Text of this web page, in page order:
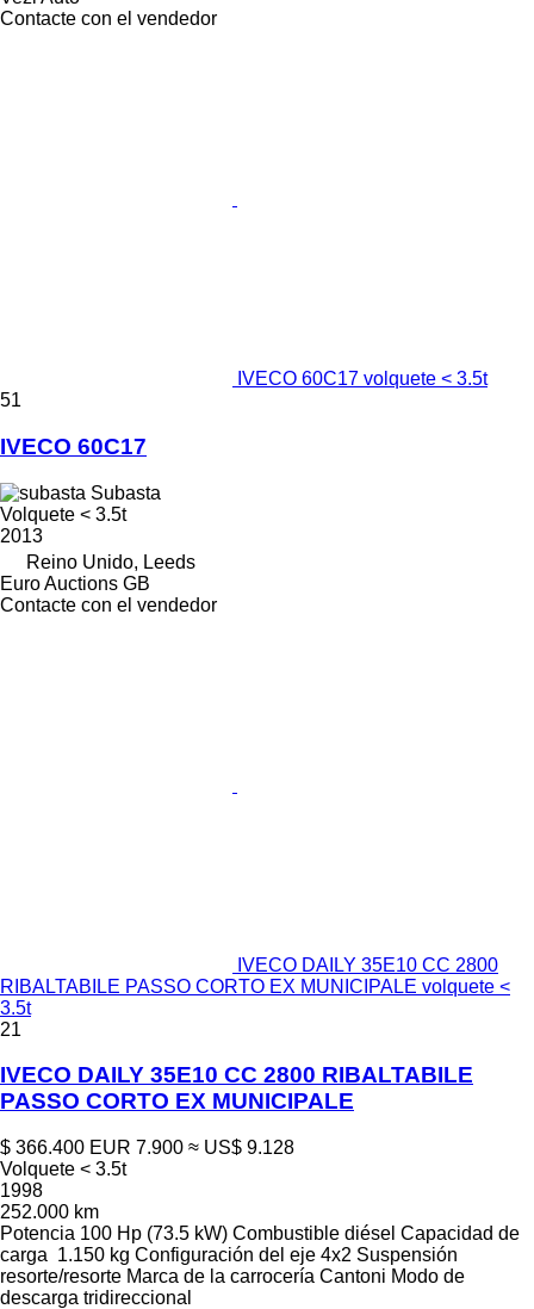
Contacte con el vendedor
IVECO 60C17 volquete < 3.5t
51
IVECO 60C17
Subasta
Volquete < 3.5t
2013
Reino Unido, Leeds
Euro Auctions GB
Contacte con el vendedor
IVECO DAILY 35E10 CC 2800
RIBALTABILE PASSO CORTO EX MUNICIPALE volquete <
3.5t
21
IVECO DAILY 35E10 CC 2800 RIBALTABILE
PASSO CORTO EX MUNICIPALE
$ 366.400 EUR 7.900 ≈ US$ 9.128
Volquete < 3.5t
1998
252.000 km
Potencia 100 Hp (73.5 kW) Combustible diésel Capacidad de
carga 1.150 kg Configuración del eje 4x2 Suspensión
resorte/resorte Marca de la carrocería Cantoni Modo de
descarga tridireccional